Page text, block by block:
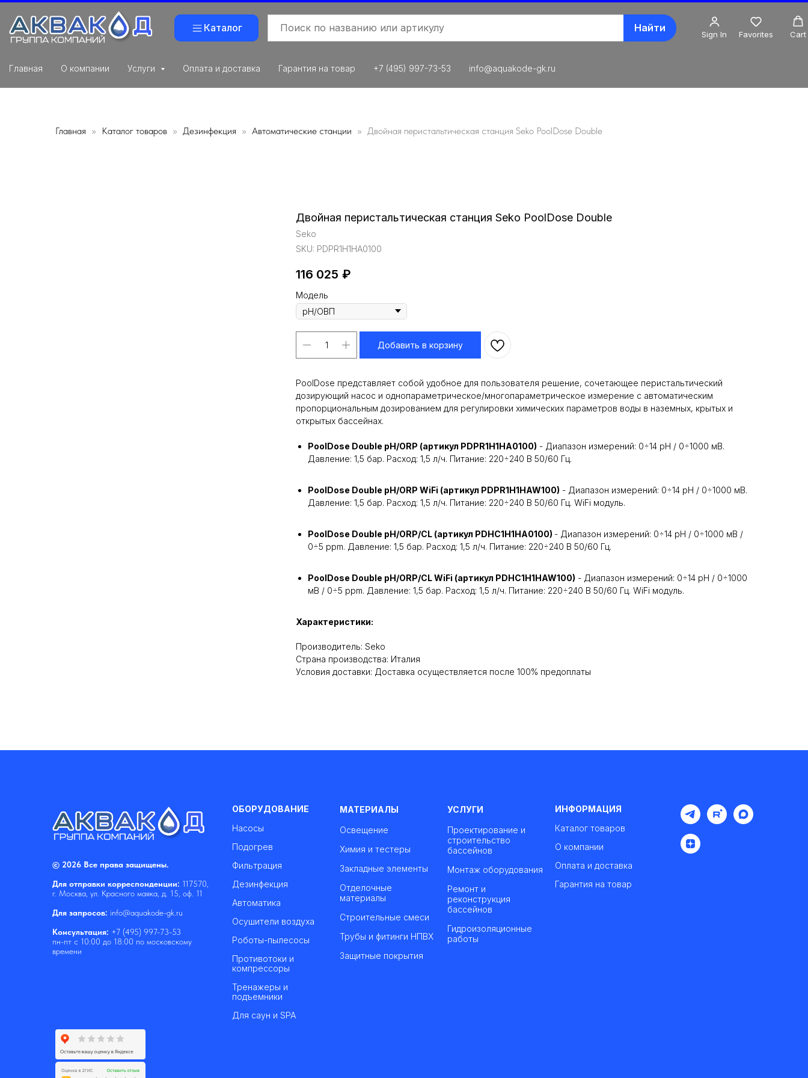
Каталог Найти
Sign In Favorites Cart
Главная О компании Услуги Оплата и доставка Гарантия на товар +7 (495) 997-73-53 info@aquakode-gk.ru
Главная Каталог товаров Дезинфекция Автоматические станции Двойная перистальтическая станция Seko PoolDose Double
Двойная перистальтическая станция Seko PoolDose Double
Seko
SKU: PDPR1H1HA0100
116 025 ₽
Модель
Добавить в корзину
PoolDose представляет собой удобное для пользователя решение, сочетающее перистальтический
дозирующий насос и однопараметрическое/многопараметрическое измерение с автоматическим
пропорциональным дозированием для регулировки химических параметров воды в наземных, крытых и
открытых бассейнах.
PoolDose Double pH/ORP (артикул PDPR1H1HA0100) - Диапазон измерений: 0÷14 pH / 0÷1000 мВ.
Давление: 1,5 бар. Расход: 1,5 л/ч. Питание: 220÷240 В 50/60 Гц.
PoolDose Double pH/ORP WiFi (артикул PDPR1H1HAW100) - Диапазон измерений: 0÷14 pH / 0÷1000 мВ.
Давление: 1,5 бар. Расход: 1,5 л/ч. Питание: 220÷240 В 50/60 Гц. WiFi модуль.
PoolDose Double pH/ORP/CL (артикул PDHC1H1HA0100) - Диапазон измерений: 0÷14 pH / 0÷1000 мВ /
0÷5 ppm. Давление: 1,5 бар. Расход: 1,5 л/ч. Питание: 220÷240 В 50/60 Гц.
PoolDose Double pH/ORP/CL WiFi (артикул PDHC1H1HAW100) - Диапазон измерений: 0÷14 pH / 0÷1000
мВ / 0÷5 ppm. Давление: 1,5 бар. Расход: 1,5 л/ч. Питание: 220÷240 В 50/60 Гц. WiFi модуль.
Характеристики:
Производитель: Seko
Cтрана производства: Италия
Условия доставки: Доставка осуществляется после 100% предоплаты
© 2026 Все права защищены.
Для отправки корреспонденции: 117570,
г. Москва, ул. Красного маяка, д. 15, оф. 11
Для запросов: info@aquakode-gk.ru
Консультация: +7 (495) 997-73-53
пн-пт с 10:00 до 18:00 по московскому
времени
ОБОРУДОВАНИЕ
Насосы
Подогрев
Фильтрация
Дезинфекция
Автоматика
Осушители воздуха
Роботы-пылесосы
Противотоки и
компрессоры
Тренажеры и
подъемники
Для саун и SPA
МАТЕРИАЛЫ
Освещение
Химия и тестеры
Закладные элементы
Отделочные
материалы
Строительные смеси
Трубы и фитинги НПВХ
Защитные покрытия
УСЛУГИ
Проектирование и
строительство
бассейнов
Монтаж оборудования
Ремонт и
реконструкция
бассейнов
Гидроизоляционные
работы
ИНФОРМАЦИЯ
Каталог товаров
О компании
Оплата и доставка
Гарантия на товар